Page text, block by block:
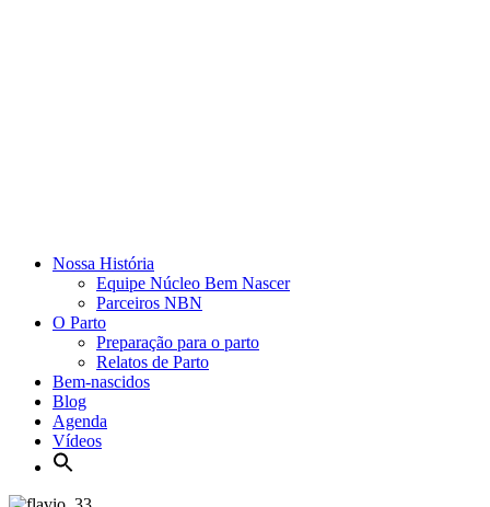
Nossa História
Equipe Núcleo Bem Nascer
Parceiros NBN
O Parto
Preparação para o parto
Relatos de Parto
Bem-nascidos
Blog
Agenda
Vídeos